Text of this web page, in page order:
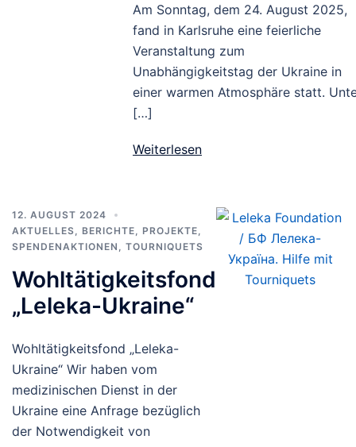
Am Sonntag, dem 24. August 2025,
fand in Karlsruhe eine feierliche
Veranstaltung zum
Unabhängigkeitstag der Ukraine in
einer warmen Atmosphäre statt.
[…]
Weiterlesen
12. AUGUST 2024
AKTUELLES
BERICHTE PROJEKTE
SPENDENAKTIONEN
TOURNIQUETS
Wohltätigkeitsfond
„Leleka-Ukraine“
Wohltätigkeitsfond „Leleka-
Ukraine“ Wir haben vom
medizinischen Dienst in der
Ukraine eine Anfrage bezüglich
der Notwendigkeit von